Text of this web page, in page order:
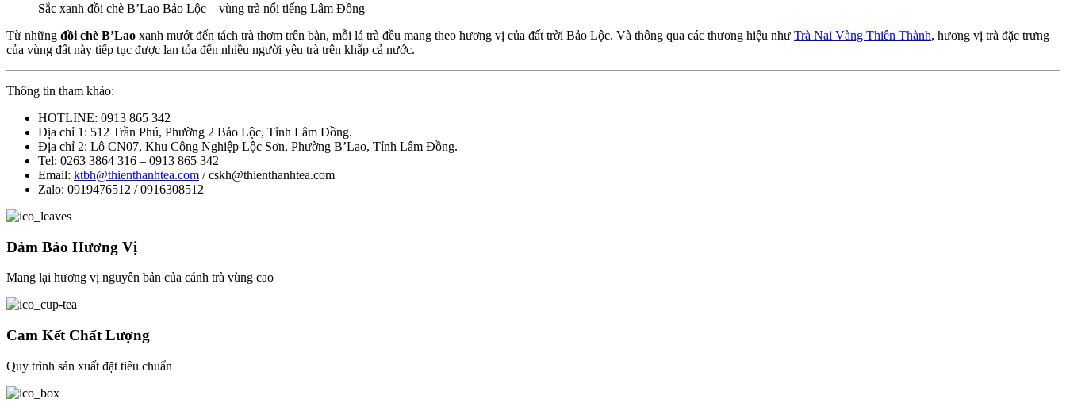
Sắc xanh đồi chè B’Lao Bảo Lộc – vùng trà nổi tiếng Lâm Đồng
Từ những đồi chè B’Lao xanh mướt đến tách trà thơm trên bàn, mỗi lá trà đều mang theo hương vị của đất trời Bảo Lộc. Và thông qua các thương hiệu như Trà Nai Vàng Thiên Thành, hương vị trà đặc trưng
của vùng đất này tiếp tục được lan tỏa đến nhiều người yêu trà trên khắp cả nước.
Thông tin tham khảo:
HOTLINE: 0913 865 342
Địa chỉ 1: 512 Trần Phú, Phường 2 Bảo Lộc, Tỉnh Lâm Đồng.
Địa chỉ 2: Lô CN07, Khu Công Nghiệp Lộc Sơn, Phường B’Lao, Tỉnh Lâm Đồng.
Tel: 0263 3864 316 – 0913 865 342
Email: ktbh@thienthanhtea.com / cskh@thienthanhtea.com
Zalo: 0919476512 / 0916308512
Đảm Bảo Hương Vị
Mang lại hương vị nguyên bản của cánh trà vùng cao
Cam Kết Chất Lượng
Quy trình sản xuất đặt tiêu chuẩn